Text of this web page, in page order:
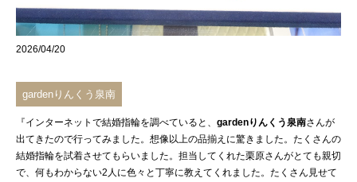
2026/04/20
gardenりんくう泉南
『インターネットで結婚指輪を調べていると、 gardenりんくう泉南さんが
出てきたので行ってみました。想像以上の品揃えに驚きました。たくさんの
結婚指輪を試着させてもらいました。担当してくれた栗原さんがとても親切
で、何もわからない2人に色々と丁寧に教えてくれました。たくさん見せて